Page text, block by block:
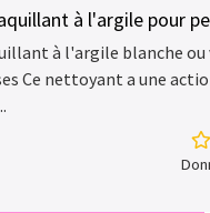
à l'argile pour
à l'argile blanche
Ce nettoyant a une